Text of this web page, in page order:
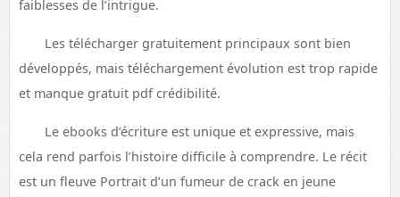
faiblesses de l’intrigue.
Les télécharger gratuitement principaux sont bien
développés, mais téléchargement évolution est trop rapide
et manque gratuit pdf crédibilité.
Le ebooks d’écriture est unique et expressive, mais
cela rend parfois l’histoire difficile à comprendre. Le récit
est un fleuve Portrait d’un fumeur de crack en jeune